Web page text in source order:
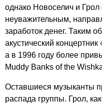
однако Новоселич и Грол
неуважительным,
заработок денег. Таким
акустический концертник
а в 1996 году более
Muddy Banks of the
Оставшиеся музыканты
распада группы. Грол,